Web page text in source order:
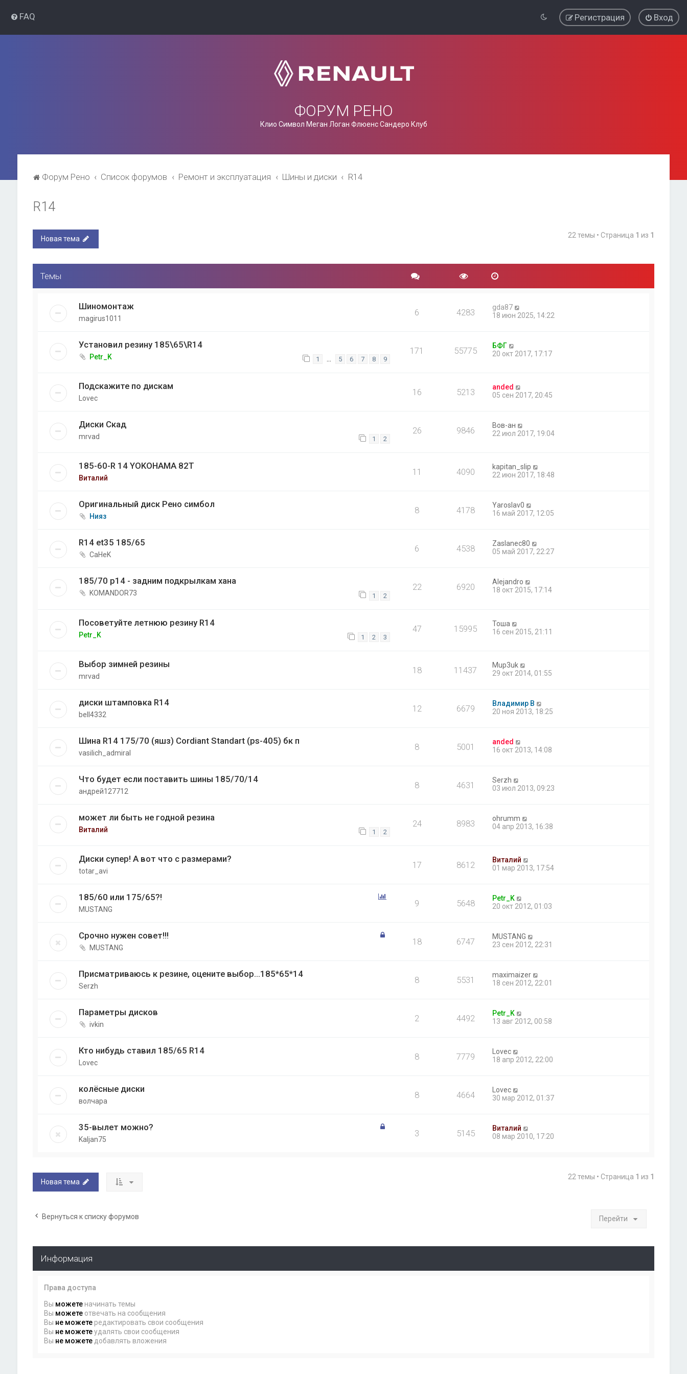
FAQ Вход
Регистрация
ФОРУМ РЕНО
Клио Символ Меган Логан Флюенс Сандеро Клуб
Форум Рено Список форумов Ремонт и эксплуатация Шины и диски R14
R14
Новая тема 22 темы • Страница 1 из 1
Темы
Шиномонтаж
magirus1011
6 4283
gda87
18 июн 2025, 14:22
Установил резину 185\65\R14
Petr_K 1 … 5 6 7 8 9
171 55775
БФГ
20 окт 2017, 17:17
Подскажите по дискам
Lovec
16 5213
anded
05 сен 2017, 20:45
Диски Скад
mrvad 1 2
26 9846
Вов-ан
22 июл 2017, 19:04
185-60-R 14 YOKOHAMA 82T
Виталий
11 4090
kapitan_slip
22 июн 2017, 18:48
Оригинальный диск Рено симбол
Нияз
8 4178
Yaroslav0
16 май 2017, 12:05
R14 et35 185/65
CaHeK
6 4538
Zaslanec80
05 май 2017, 22:27
185/70 р14 - задним подкрылкам хана
KOMANDOR73 1 2
22 6920
Alejandro
18 окт 2015, 17:14
Посоветуйте летнюю резину R14
Petr_K 1 2 3
47 15995
Тоша
16 сен 2015, 21:11
Выбор зимней резины
mrvad
18 11437
Mup3uk
29 окт 2014, 01:55
диски штамповка R14
bell4332
12 6679
Владимир В
20 ноя 2013, 18:25
Шина R14 175/70 (яшз) Cordiant Standart (ps-405) бк п
vasilich_admiral
8 5001
anded
16 окт 2013, 14:08
Что будет если поставить шины 185/70/14
андрей127712
8 4631
Serzh
03 июл 2013, 09:23
может ли быть не годной резина
Виталий 1 2
24 8983
ohrumm
04 апр 2013, 16:38
Диски супер! А вот что с размерами?
totar_avi
17 8612
Виталий
01 мар 2013, 17:54
185/60 или 175/65?!
MUSTANG
9 5648
Petr_K
20 окт 2012, 01:03
Срочно нужен совет!!!
MUSTANG
18 6747
MUSTANG
23 сен 2012, 22:31
Присматриваюсь к резине, оцените выбор...185*65*14
Serzh
8 5531
maximaizer
18 сен 2012, 22:01
Параметры дисков
ivkin
2 4492
Petr_K
13 авг 2012, 00:58
Кто нибудь ставил 185/65 R14
Lovec
8 7779
Lovec
18 апр 2012, 22:00
колёсные диски
волчара
8 4664
Lovec
30 мар 2012, 01:37
35-вылет можно?
Kaljan75
3 5145
Виталий
08 мар 2010, 17:20
Новая тема
22 темы • Страница 1 из 1
Вернуться к списку форумов Перейти
Информация
Права доступа
Вы можетеначинать темы
Вы можетеотвечать на сообщения
Вы не можетередактировать свои сообщения
Вы не можетеудалять свои сообщения
Вы не можетедобавлять вложения